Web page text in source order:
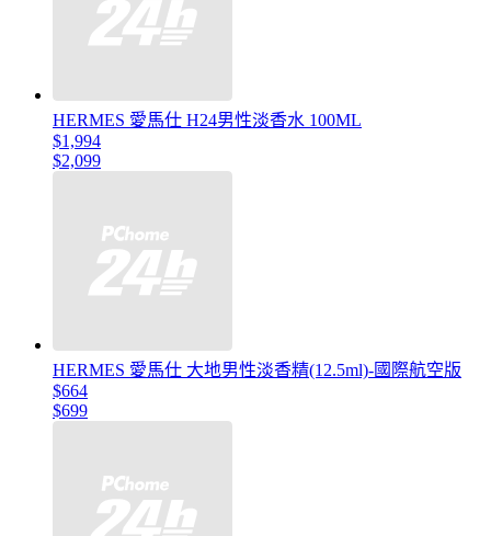
HERMES 愛馬仕 H24男性淡香水 100ML
$1,994
$2,099
HERMES 愛馬仕 大地男性淡香精(12.5ml)-國際航空版
$664
$699